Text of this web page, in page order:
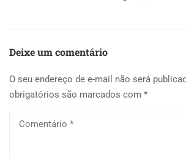
Deixe um comentário
O seu endereço de e-mail não será
obrigatórios são marcados com *